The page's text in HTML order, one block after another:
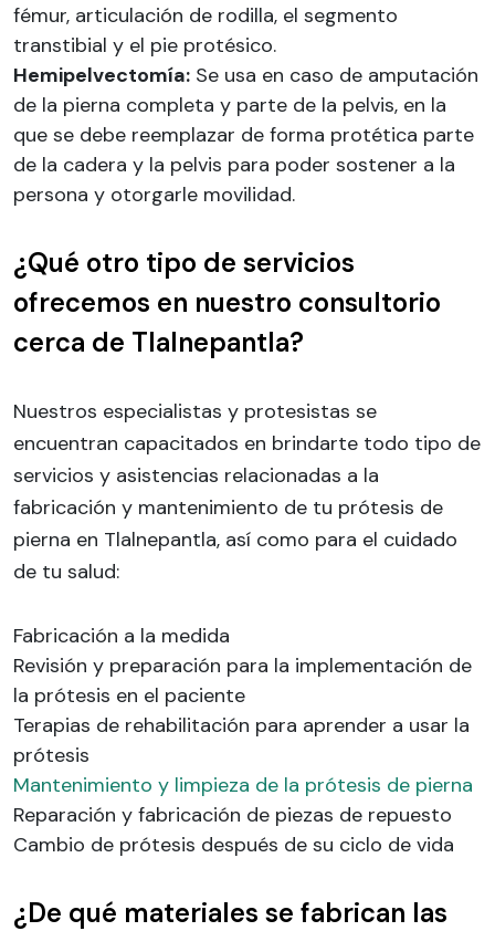
fémur, articulación de rodilla, el segmento
transtibial y el pie protésico.
Hemipelvectomía: Se usa en caso de amputación
de la pierna completa y parte de la pelvis, en la
que se debe reemplazar de forma protética parte
de la cadera y la pelvis para poder sostener a la
persona y otorgarle movilidad.
¿Qué otro tipo de servicios
ofrecemos en nuestro consultorio
cerca de Tlalnepantla?
Nuestros especialistas y protesistas se
encuentran capacitados en brindarte todo tipo de
servicios y asistencias relacionadas a la
fabricación y mantenimiento de tu prótesis de
pierna en Tlalnepantla, así como para el cuidado
de tu salud:
Fabricación a la medida
Revisión y preparación para la implementación de
la prótesis en el paciente
Terapias de rehabilitación para aprender a usar la
prótesis
Mantenimiento y limpieza de la prótesis de pierna
Reparación y fabricación de piezas de repuesto
Cambio de prótesis después de su ciclo de vida
¿De qué materiales se fabrican las